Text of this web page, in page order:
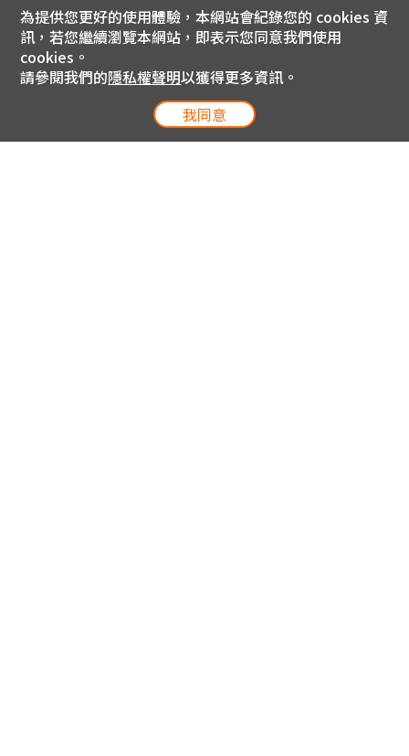
為提供您更好的使用體驗，本網站會紀錄您的 cookies 資
訊，若您繼續瀏覽本網站，即表示您同意我們使用
cookies。
請參閱我們的隱私權聲明以獲得更多資訊。
我同意